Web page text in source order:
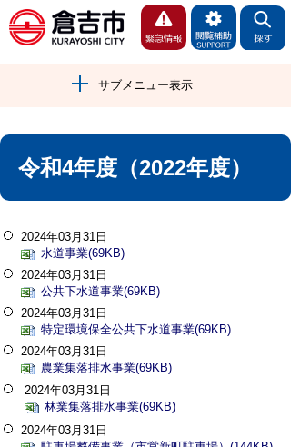
サブメニュー表示
令和4年度（2022年度）
2024年03月31日
水道事業(69KB)
2024年03月31日
公共下水道事業(69KB)
2024年03月31日
特定環境保全公共下水道事業(69KB)
2024年03月31日
農業集落排水事業(69KB)
2024年03月31日
林業集落排水事業(69KB)
2024年03月31日